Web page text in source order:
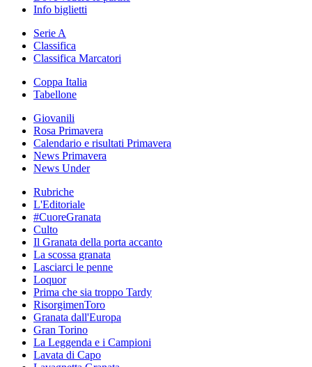
Info biglietti
Serie A
Classifica
Classifica Marcatori
Coppa Italia
Tabellone
Giovanili
Rosa Primavera
Calendario e risultati Primavera
News Primavera
News Under
Rubriche
L'Editoriale
#CuoreGranata
Culto
Il Granata della porta accanto
La scossa granata
Lasciarci le penne
Loquor
Prima che sia troppo Tardy
RisorgimenToro
Granata dall'Europa
Gran Torino
La Leggenda e i Campioni
Lavata di Capo